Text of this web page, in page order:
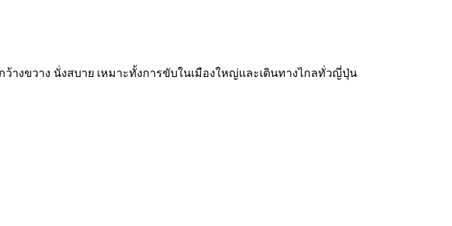
างขวาง นั่งสบาย เหมาะทั้งการขับในเมืองใหญ่และเดินทางไกลทั่วญี่ปุ่น